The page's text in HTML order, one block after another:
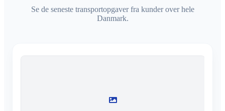
Se de seneste transportopgaver fra kunder over hele
Danmark.